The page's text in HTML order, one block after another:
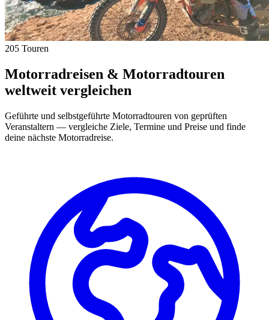
205 Touren
Motorradreisen & Motorradtouren
weltweit vergleichen
Geführte und selbstgeführte Motorradtouren von geprüften
Veranstaltern — vergleiche Ziele, Termine und Preise und finde
deine nächste Motorradreise.